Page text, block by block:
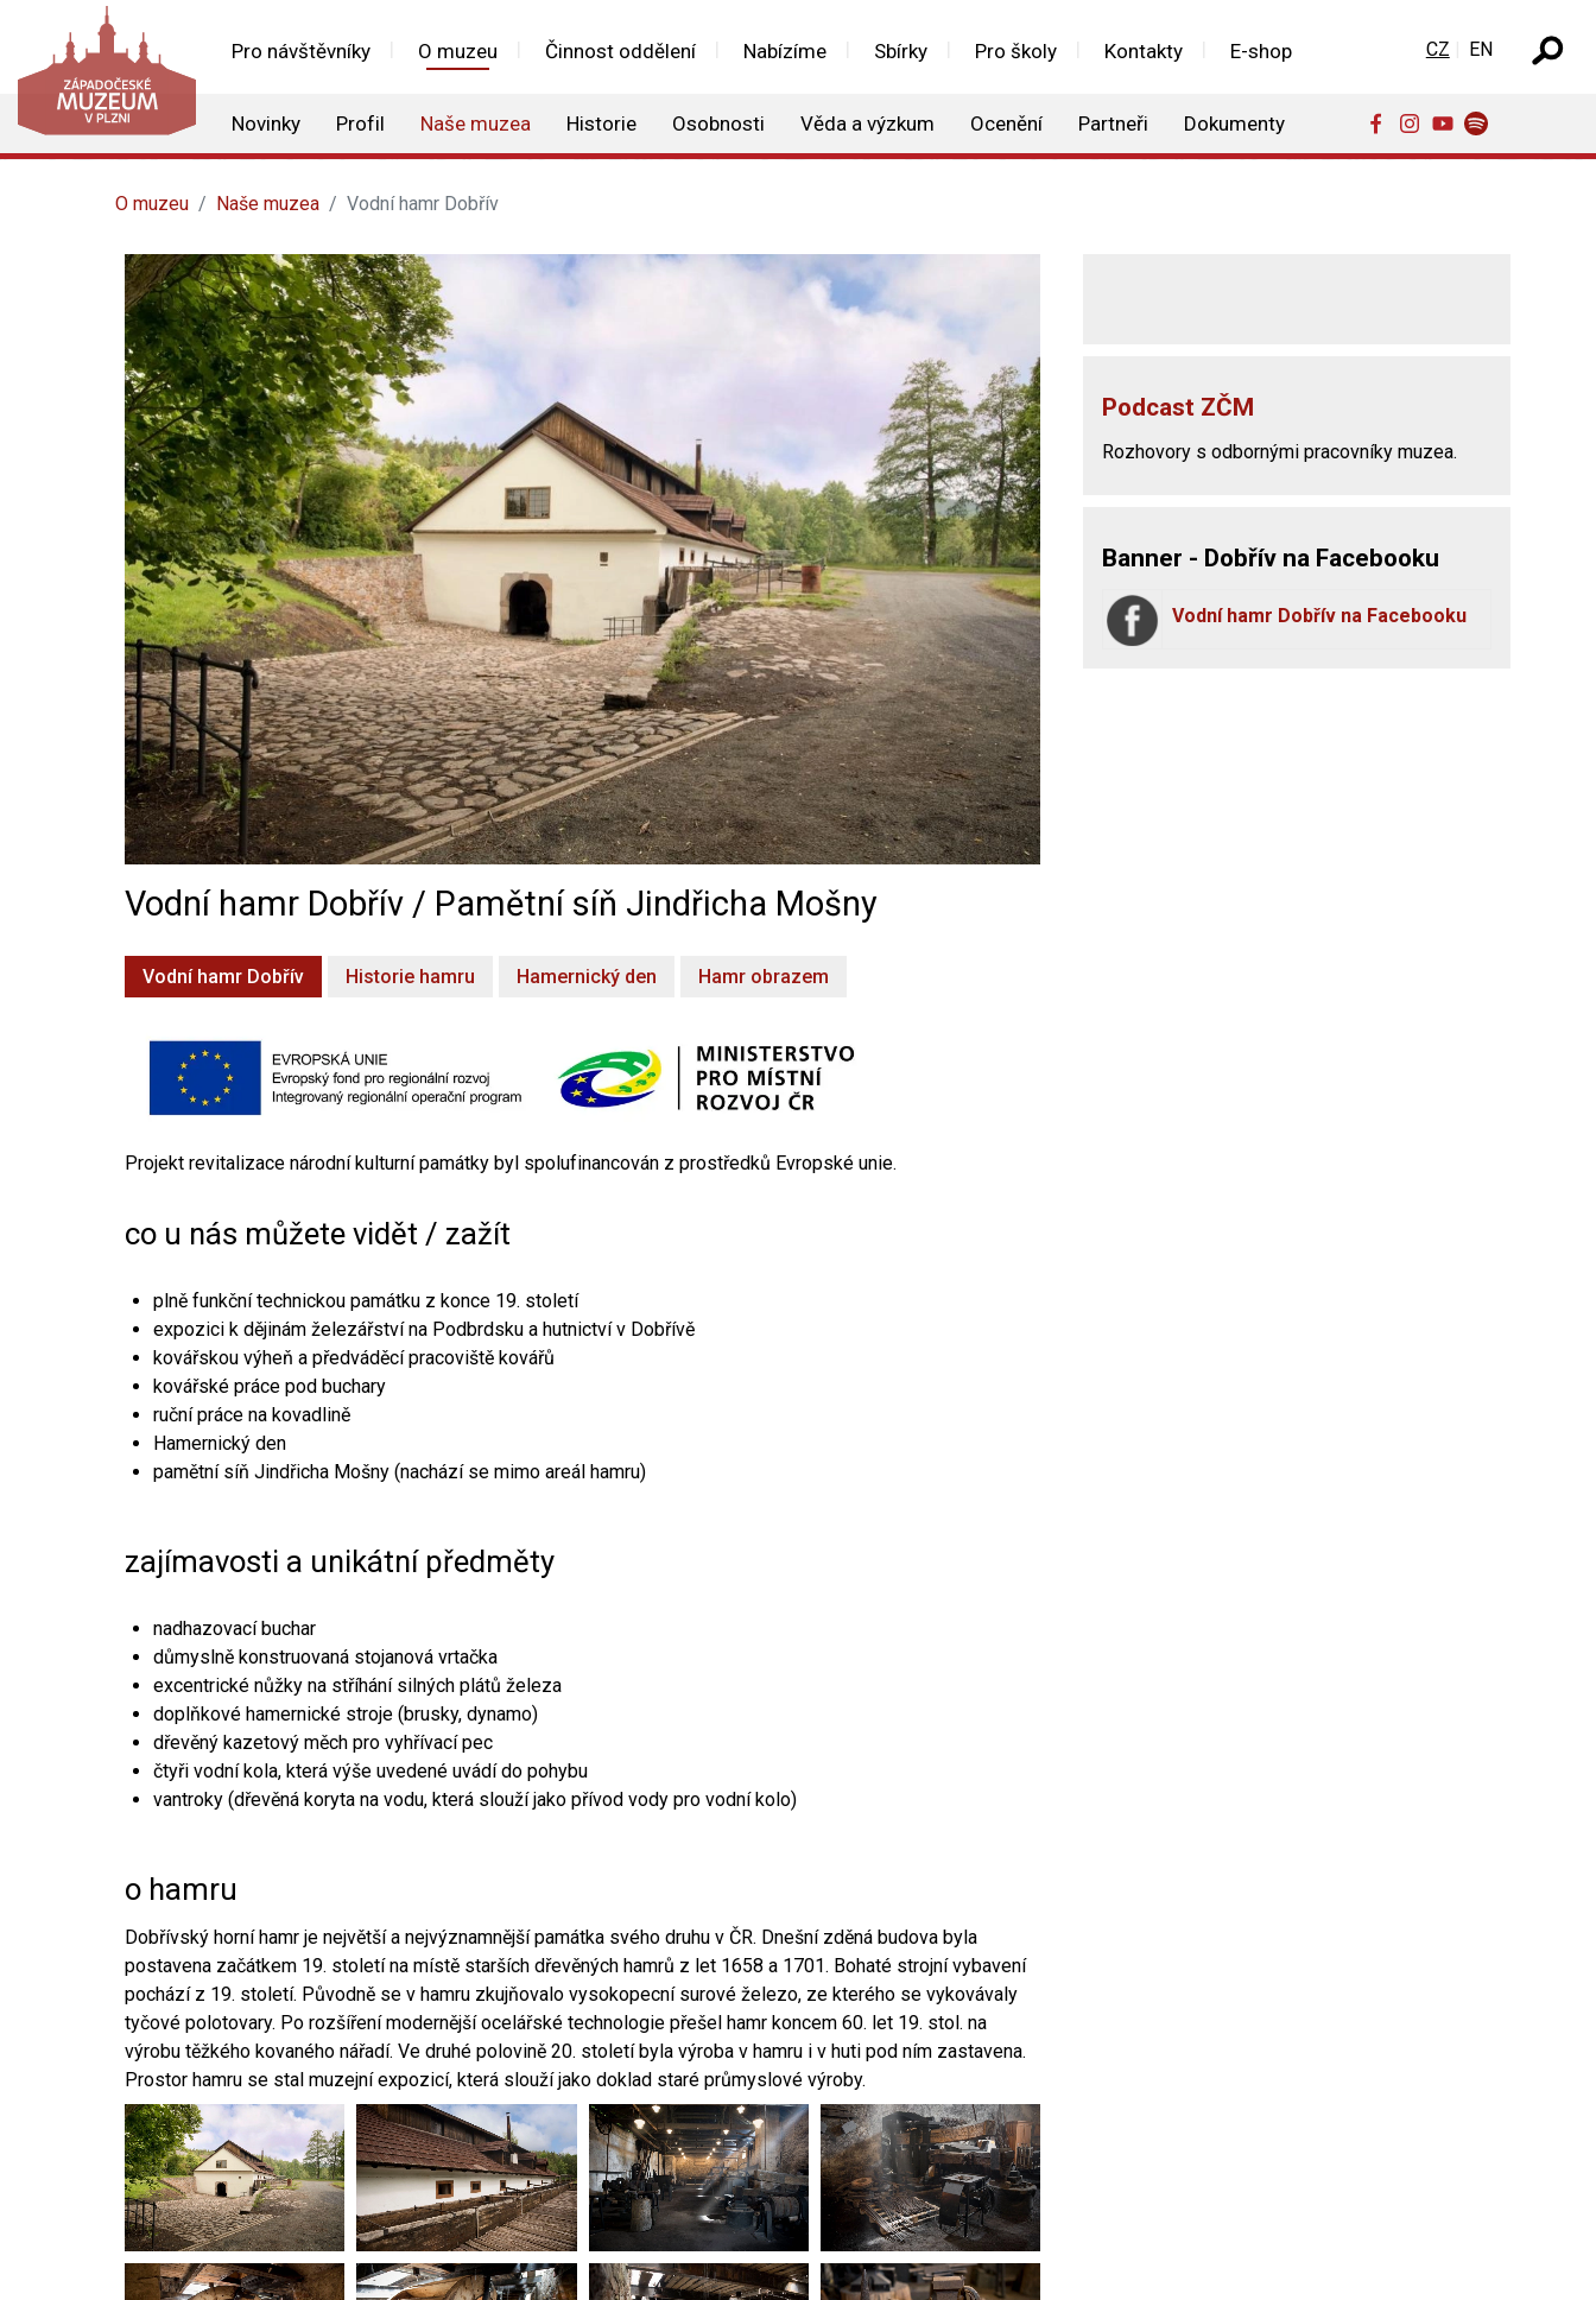
Pro návštěvníky O muzeu Činnost oddělení Nabízíme Sbírky Pro školy Kontakty E-shop
Novinky Profil Naše muzea Historie Osobnosti Věda a výzkum Ocenění Partneři Dokumenty
Zvolte jazyk
CZ EN
O muzeu Naše muzea Vodní hamr Dobřív
Vodní hamr Dobřív / Pamětní síň Jindřicha Mošny
Vodní hamr Dobřív Historie hamru Hamernický den Hamr obrazem
Projekt revitalizace národní kulturní památky byl spolufinancován z prostředků Evropské unie.
co u nás můžete vidět / zažít
plně funkční technickou památku z konce 19. století
expozici k dějinám železářství na Podbrdsku a hutnictví v Dobřívě
kovářskou výheň a předváděcí pracoviště kovářů
kovářské práce pod buchary
ruční práce na kovadlině
Hamernický den
pamětní síň Jindřicha Mošny (nachází se mimo areál hamru)
zajímavosti a unikátní předměty
nadhazovací buchar
důmyslně konstruovaná stojanová vrtačka
excentrické nůžky na stříhání silných plátů železa
doplňkové hamernické stroje (brusky, dynamo)
dřevěný kazetový měch pro vyhřívací pec
čtyři vodní kola, která výše uvedené uvádí do pohybu
vantroky (dřevěná koryta na vodu, která slouží jako přívod vody pro vodní kolo)
o hamru
Dobřívský horní hamr je největší a nejvýznamnější památka svého druhu v ČR. Dnešní zděná budova byla
postavena začátkem 19. století na místě starších dřevěných hamrů z let 1658 a 1701. Bohaté strojní vybavení
pochází z 19. století. Původně se v hamru zkujňovalo vysokopecní surové železo, ze kterého se vykovávaly
tyčové polotovary. Po rozšíření modernější ocelářské technologie přešel hamr koncem 60. let 19. stol. na
výrobu těžkého kovaného nářadí. Ve druhé polovině 20. století byla výroba v hamru i v huti pod ním zastavena.
Prostor hamru se stal muzejní expozicí, která slouží jako doklad staré průmyslové výroby.
Podcast ZČM
Rozhovory s odbornými pracovníky muzea.
Banner - Dobřív na Facebooku
Vodní hamr Dobřív na Facebooku